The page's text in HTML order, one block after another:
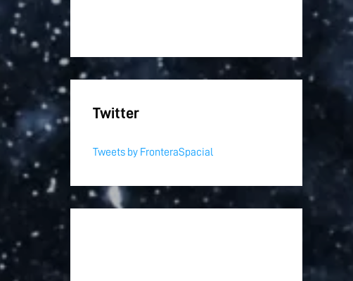
Twitter
Tweets by FronteraSpacial